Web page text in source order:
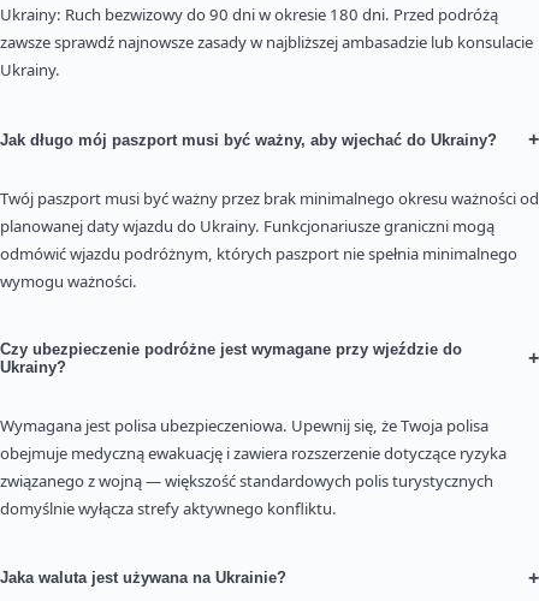
Ukrainy: Ruch bezwizowy do 90 dni w okresie 180 dni. Przed podróżą
zawsze sprawdź najnowsze zasady w najbliższej ambasadzie lub konsulacie
Ukrainy.
Jak długo mój paszport musi być ważny, aby wjechać do Ukrainy? +
Twój paszport musi być ważny przez brak minimalnego okresu ważności od
planowanej daty wjazdu do Ukrainy. Funkcjonariusze graniczni mogą
odmówić wjazdu podróżnym, których paszport nie spełnia minimalnego
wymogu ważności.
Czy ubezpieczenie podróżne jest wymagane przy wjeździe do
Ukrainy?
+
Wymagana jest polisa ubezpieczeniowa. Upewnij się, że Twoja polisa
obejmuje medyczną ewakuację i zawiera rozszerzenie dotyczące ryzyka
związanego z wojną — większość standardowych polis turystycznych
domyślnie wyłącza strefy aktywnego konfliktu.
Jaka waluta jest używana na Ukrainie? +